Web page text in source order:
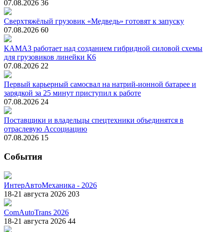
07.08.2026 36
Сверхтяжёлый грузовик «Медведь» готовят к запуску
07.08.2026 60
КАМАЗ работает над созданием гибридной силовой схемы
для грузовиков линейки К6
07.08.2026 22
Первый карьерный самосвал на натрий-ионной батарее и
зарядкой за 25 минут приступил к работе
07.08.2026 24
Поставщики и владельцы спецтехники объединятся в
отраслевую Ассоциацию
07.08.2026 15
События
ИнтерАвтоМеханика - 2026
18-21 августа 2026 203
ComAutoTrans 2026
18-21 августа 2026 44